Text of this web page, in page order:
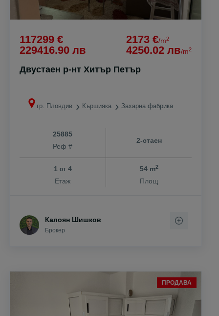
117299 €
229416.90 лв
2173 €/m2
4250.02 лв/m2
Двустаен р-нт Хитър Петър
гр. Пловдив Кършияка Захарна фабрика
25885
Реф #
2-стаен
1 от4
Етаж
54 m2
Площ
Калоян Шишков
Брокер
ПРОДАВА